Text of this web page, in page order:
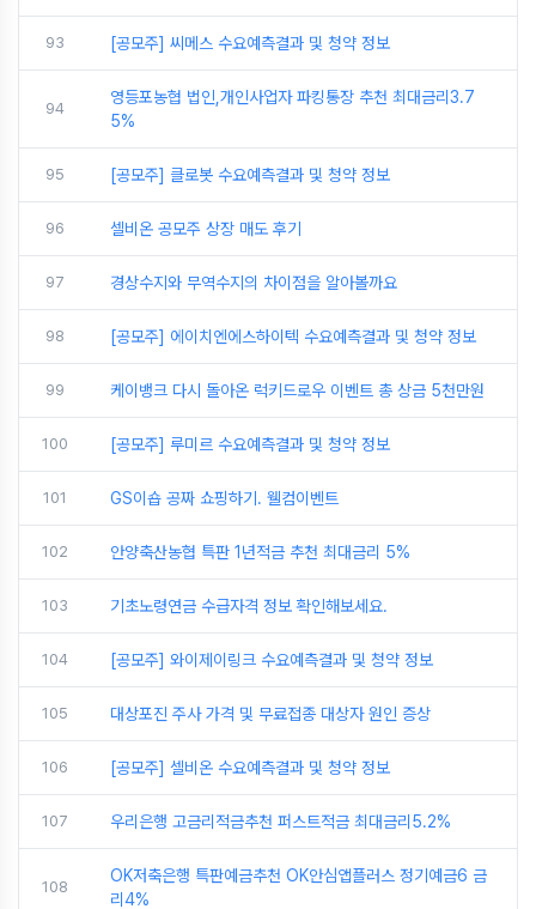
93 [공모주] 씨메스 수요예측결과 및 청약 정보
94
영등포농협 법인,개인사업자 파킹통장 추천 최대금리3.7
5%
95 [공모주] 클로봇 수요예측결과 및 청약 정보
96 셀비온 공모주 상장 매도 후기
97 경상수지와 무역수지의 차이점을 알아볼까요
98 [공모주] 에이치엔에스하이텍 수요예측결과 및 청약 정보
99 케이뱅크 다시 돌아온 럭키드로우 이벤트 총 상금 5천만원
100 [공모주] 루미르 수요예측결과 및 청약 정보
101 GS이숍 공짜 쇼핑하기. 웰컴이벤트
102 안양축산농협 특판 1년적금 추천 최대금리 5%
103 기초노령연금 수급자격 정보 확인해보세요.
104 [공모주] 와이제이링크 수요예측결과 및 청약 정보
105 대상포진 주사 가격 및 무료접종 대상자 원인 증상
106 [공모주] 셀비온 수요예측결과 및 청약 정보
107 우리은행 고금리적금추천 퍼스트적금 최대금리5.2%
108
OK저축은행 특판예금추천 OK안심앱플러스 정기예금6 금
리4%